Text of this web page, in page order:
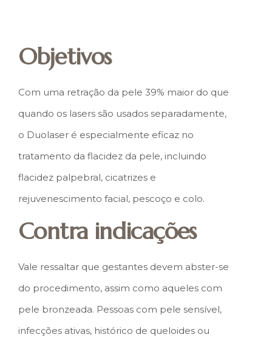
Objetivos
Com uma retração da pele 39% maior do que
quando os lasers são usados separadamente,
o Duolaser é especialmente eficaz no
tratamento da flacidez da pele, incluindo
flacidez palpebral, cicatrizes e
rejuvenescimento facial, pescoço e colo.
Contra indicações
Vale ressaltar que gestantes devem abster-se
do procedimento, assim como aqueles com
pele bronzeada. Pessoas com pele sensível,
infecções ativas, histórico de queloides ou